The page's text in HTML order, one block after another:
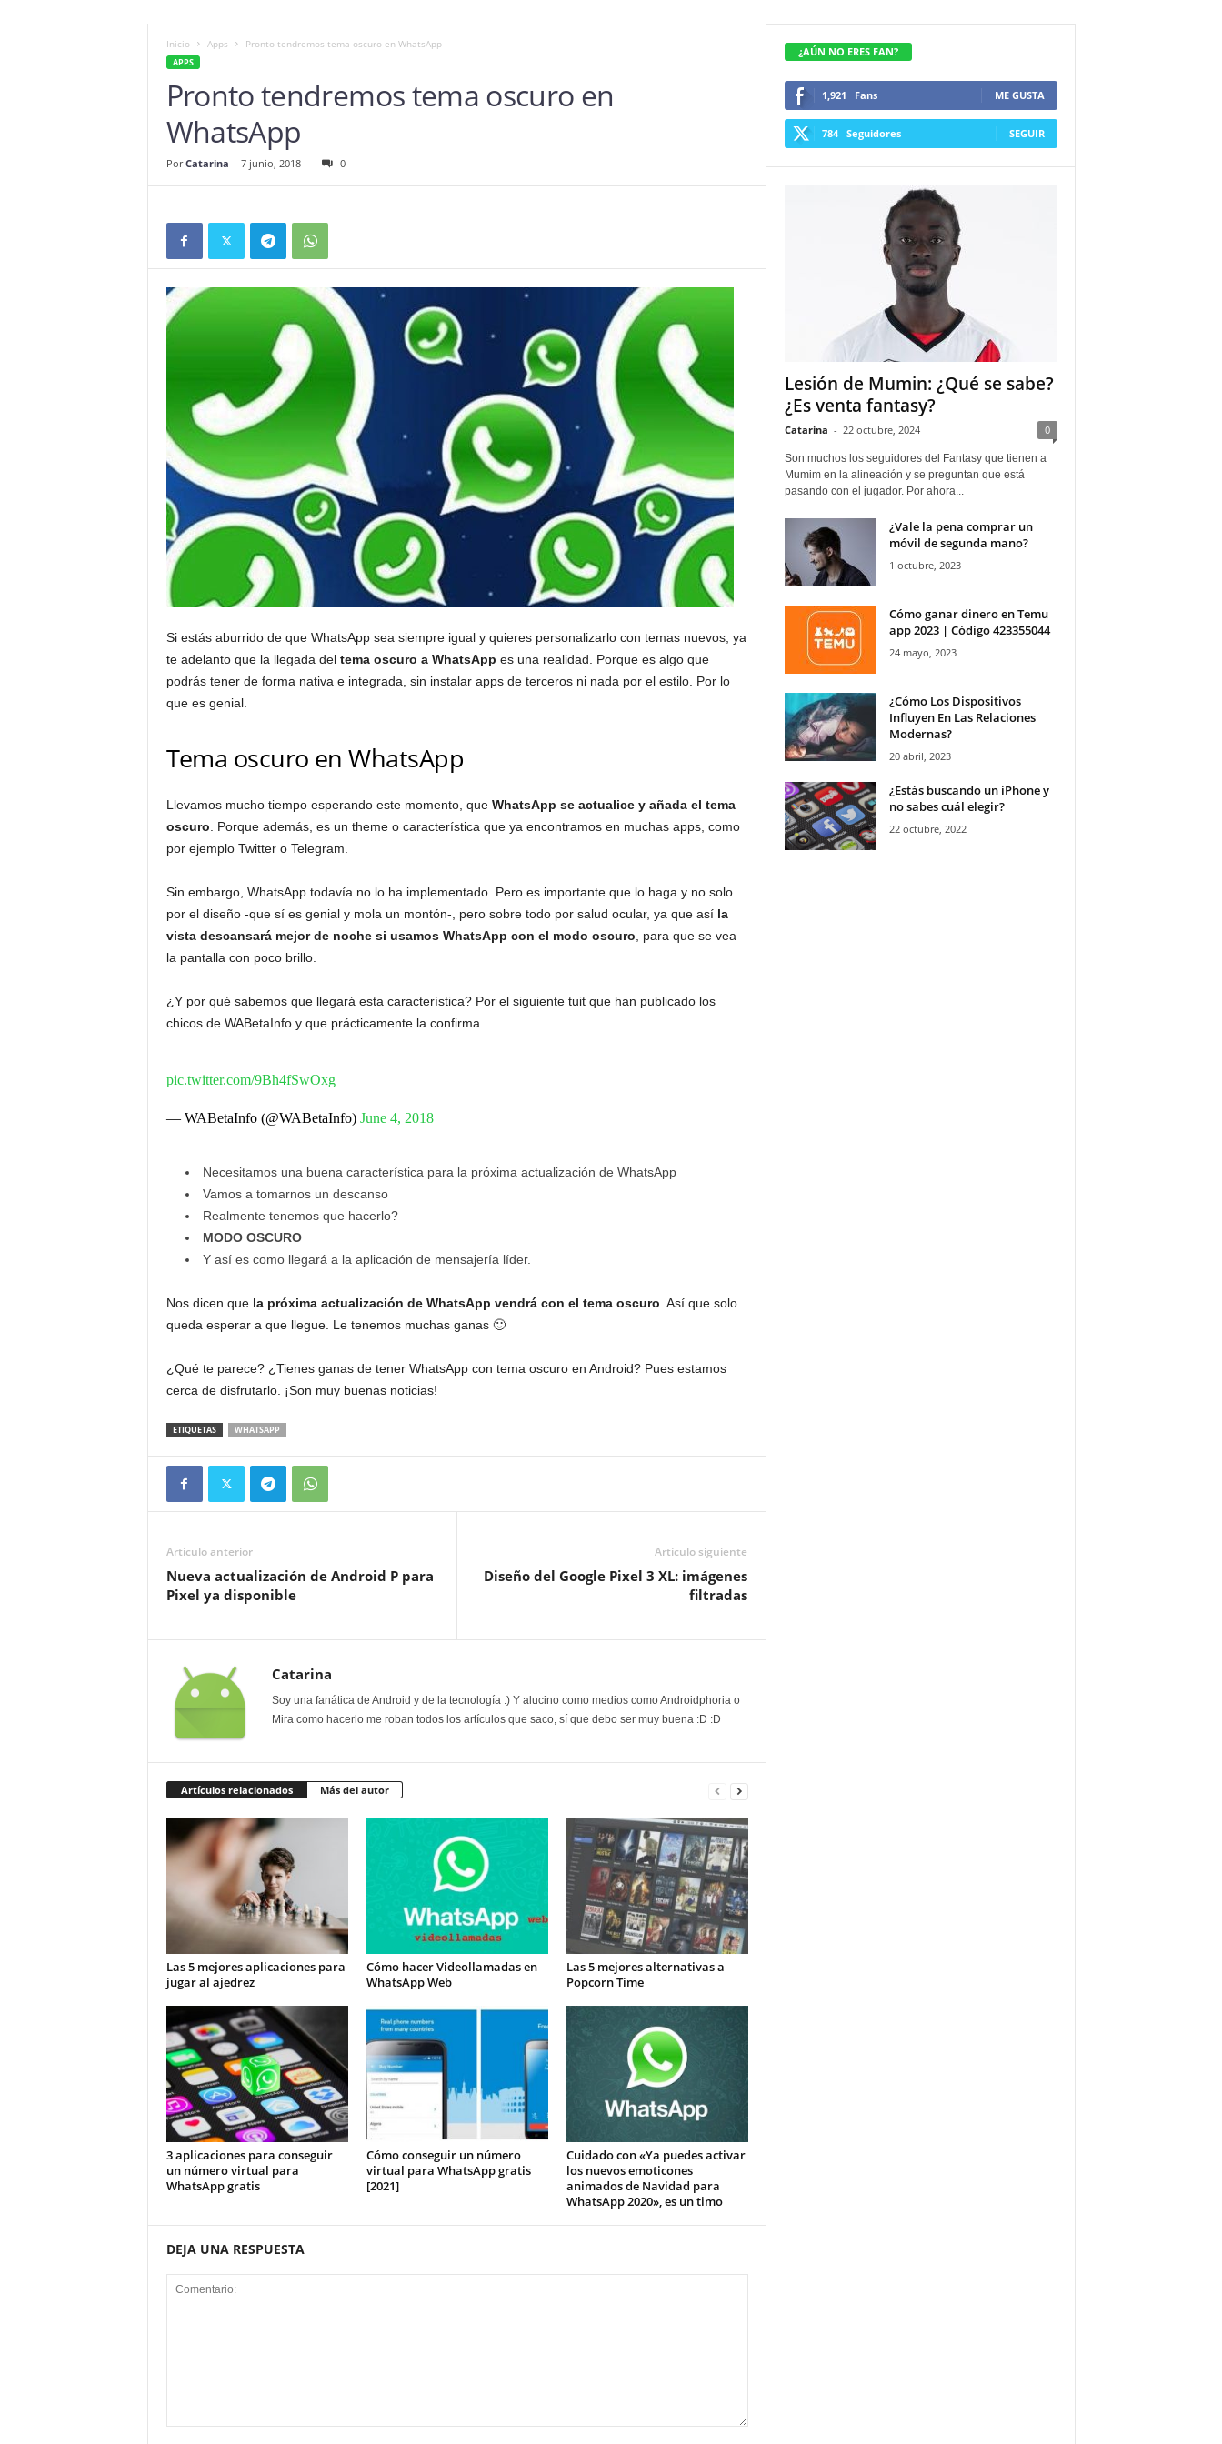
Inicio Apps Pronto tendremos tema oscuro en WhatsApp
APPS
Pronto tendremos tema oscuro en
WhatsApp
Por Catarina - 7 junio, 2018 0
Si estás aburrido de que WhatsApp sea siempre igual y quieres personalizarlo con temas nuevos, ya
te adelanto que la llegada del tema oscuro a WhatsApp es una realidad. Porque es algo que
podrás tener de forma nativa e integrada, sin instalar apps de terceros ni nada por el estilo. Por lo
que es genial.
Tema oscuro en WhatsApp
Llevamos mucho tiempo esperando este momento, queWhatsApp se actualice y añada el tema
oscuro . Porque además, es un theme o característica que ya encontramos en muchas apps, como
por ejemplo Twitter o Telegram.
Sin embargo, WhatsApp todavía no lo ha implementado. Pero es importante que lo haga y no solo
por el diseño -que sí es genial y mola un montón-, pero sobre todo por salud ocular, ya que así la
vista descansará mejor de noche si usamos WhatsApp con el modo oscuro , para que se vea
la pantalla con poco brillo.
¿Y por qué sabemos que llegará esta característica? Por el siguiente tuit que han publicado los
chicos de WABetaInfo y que prácticamente la confirma…
pic.twitter.com/9Bh4fSwOxg
— WABetaInfo (@WABetaInfo) June 4, 2018
Necesitamos una buena característica para la próxima actualización de WhatsApp
Vamos a tomarnos un descanso
Realmente tenemos que hacerlo?
MODO OSCURO
Y así es como llegará a la aplicación de mensajería líder.
Nos dicen que la próxima actualización de WhatsApp vendrá con el tema oscuro . Así que solo
queda esperar a que llegue. Le tenemos muchas ganas 🙂
¿Qué te parece? ¿Tienes ganas de tener WhatsApp con tema oscuro en Android? Pues estamos
cerca de disfrutarlo. ¡Son muy buenas noticias!
ETIQUETAS WHATSAPP
Artículo anterior
Nueva actualización de Android P para
Pixel ya disponible
Artículo siguiente
Diseño del Google Pixel 3 XL: imágenes
filtradas
Catarina
Soy una fanática de Android y de la tecnología :) Y alucino como medios como Androidphoria o
Mira como hacerlo me roban todos los artículos que saco, sí que debo ser muy buena :D :D
Artículos relacionados Más del autor
Las 5 mejores aplicaciones para
jugar al ajedrez
Cómo hacer Videollamadas en
WhatsApp Web
Las 5 mejores alternativas a
Popcorn Time
3 aplicaciones para conseguir
un número virtual para
WhatsApp gratis
Cómo conseguir un número
virtual para WhatsApp gratis
[2021]
Cuidado con «Ya puedes activar
los nuevos emoticones
animados de Navidad para
WhatsApp 2020», es un timo
DEJA UNA RESPUESTA
¿AÚN NO ERES FAN?
1,921 Fans ME GUSTA
784 Seguidores SEGUIR
Lesión de Mumin: ¿Qué se sabe?
¿Es venta fantasy?
Catarina - 22 octubre, 2024 0
Son muchos los seguidores del Fantasy que tienen a
Mumim en la alineación y se preguntan que está
pasando con el jugador. Por ahora...
¿Vale la pena comprar un
móvil de segunda mano?
1 octubre, 2023
Cómo ganar dinero en Temu
app 2023 | Código 423355044
24 mayo, 2023
¿Cómo Los Dispositivos
Influyen En Las Relaciones
Modernas?
20 abril, 2023
¿Estás buscando un iPhone y
no sabes cuál elegir?
22 octubre, 2022